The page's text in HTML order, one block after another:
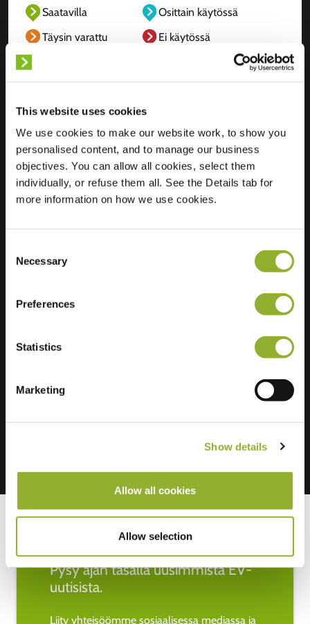
This website uses cookies
We use cookies to make our website work, to show you
personalised content, and to manage our business
objectives. You can allow all cookies, select them
individually, or refuse them all. See the Details tab for
more information on how we use cookies.
Selection
Necessary
Preferences
Statistics
Marketing
Show details
Allow all cookies
Allow selection
Saatavilla
Osittain käytössä
Täysin varattu
Ei käytössä
Sijainti
Kloosterstraat 15
9470 Denderleeuw
Belgia Belgia
Pysy ajan tasalla uusimmista EV-
uutisista.
Liity yhteisöömme sosiaalisessa mediassa ja